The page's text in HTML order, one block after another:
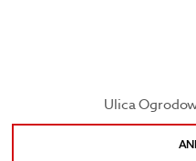
Ulica